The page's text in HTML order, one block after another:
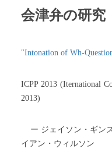
会津弁の研究
"Intonation of Wh-
ICPP 2013 (Iternational
2013)
ー ジェイソン・ギン
イアン・ウィルソン